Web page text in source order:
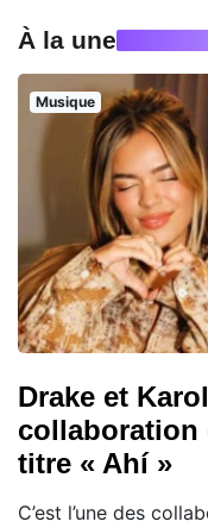
À la une
Musique
Drake et
collaboration
titre « Ahí »
C’est l’une des